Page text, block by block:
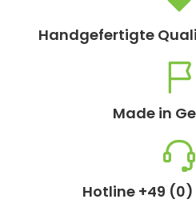
Handgefertigte
Made in
Hotline +49 (0)